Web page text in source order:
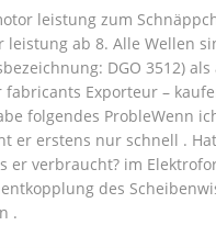
leistung zum
ab 8. Alle Wellen
DGO 3512)
Exporteur –
folgendes ProbleWenn
er erstens nur schnell .
er verbraucht? im
des
.